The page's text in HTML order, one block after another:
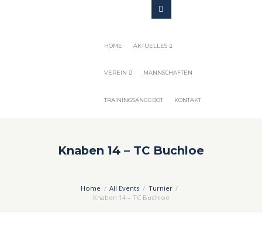
HOME AKTUELLES
VEREIN MANNSCHAFTEN
TRAININGSANGEBOT KONTAKT
Knaben 14 – TC Buchloe
Home All Events
Turnier
Knaben 14 – TC Buchloe